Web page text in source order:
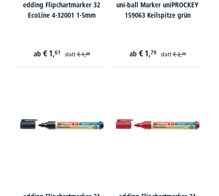
edding Flipchartmarker 32
EcoLine 4-32001 1-5mm
ab € 1,61 statt€ 1,99
uni-ball Marker uniPROCKEY
159063 Keilspitze grün
ab € 1,79 statt€ 2,19